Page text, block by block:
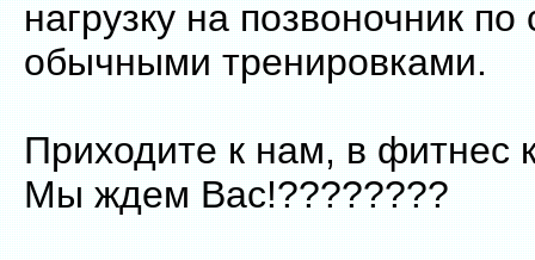
нагрузку на позвоночник
обычными тренировками.
Приходите к нам, в фитнес
Мы ждем Вас!????????